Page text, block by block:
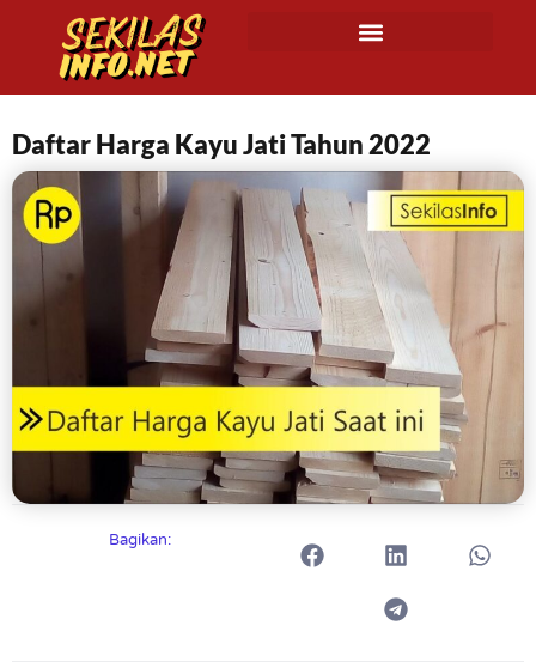
Daftar Harga Kayu Jati Tahun 2022
Bagikan: